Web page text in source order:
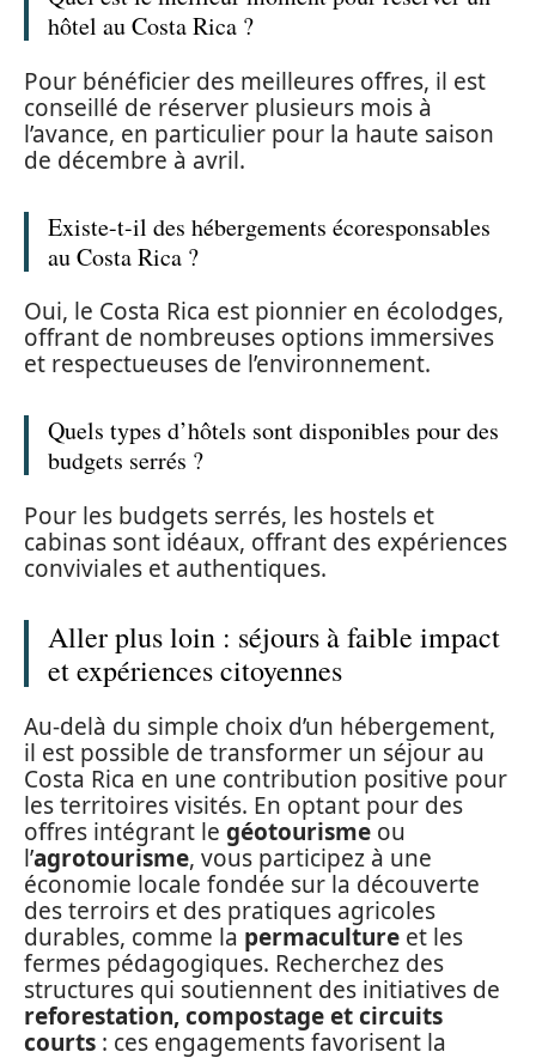
hôtel au Costa Rica ?
Pour bénéficier des meilleures offres, il est
conseillé de réserver plusieurs mois à
l’avance, en particulier pour la haute saison
de décembre à avril.
Existe-t-il des hébergements écoresponsables
au Costa Rica ?
Oui, le Costa Rica est pionnier en écolodges,
offrant de nombreuses options immersives
et respectueuses de l’environnement.
Quels types d’hôtels sont disponibles pour des
budgets serrés ?
Pour les budgets serrés, les hostels et
cabinas sont idéaux, offrant des expériences
conviviales et authentiques.
Aller plus loin : séjours à faible impact
et expériences citoyennes
Au-delà du simple choix d’un hébergement,
il est possible de transformer un séjour au
Costa Rica en une contribution positive pour
les territoires visités. En optant pour des
offres intégrant le géotourisme ou
l’agrotourisme, vous participez à une
économie locale fondée sur la découverte
des terroirs et des pratiques agricoles
durables, comme la permaculture et les
fermes pédagogiques. Recherchez des
structures qui soutiennent des initiatives de
reforestation, compostage et circuits
courts : ces engagements favorisent la